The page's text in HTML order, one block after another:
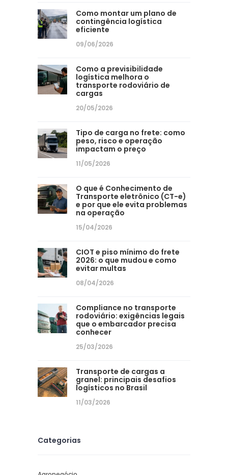
Como montar um plano de
contingência logística
eficiente
09/06/2026
Como a previsibilidade
logística melhora o
transporte rodoviário de
cargas
20/05/2026
Tipo de carga no frete: como
peso, risco e operação
impactam o preço
11/05/2026
O que é Conhecimento de
Transporte eletrônico (CT-e)
e por que ele evita problemas
na operação
15/04/2026
CIOT e piso mínimo do frete
2026: o que mudou e como
evitar multas
08/04/2026
Compliance no transporte
rodoviário: exigências legais
que o embarcador precisa
conhecer
25/03/2026
Transporte de cargas a
granel: principais desafios
logísticos no Brasil
11/03/2026
Categorias